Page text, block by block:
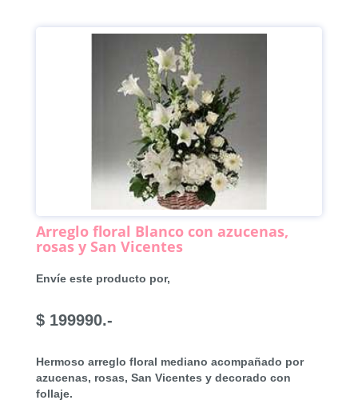
Arreglo floral Blanco con azucenas,
rosas y San Vicentes
Envíe este producto por,
$ 199990.-
Hermoso arreglo floral mediano acompañado por
azucenas, rosas, San Vicentes y decorado con
follaje.